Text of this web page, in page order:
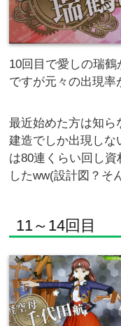
10回目で愛しの瑞
ですが元々の出現率
最近始めた方は知ら
建造でしか出現しな
は80連くらい回し
したww(設計図？そ
11～14回目